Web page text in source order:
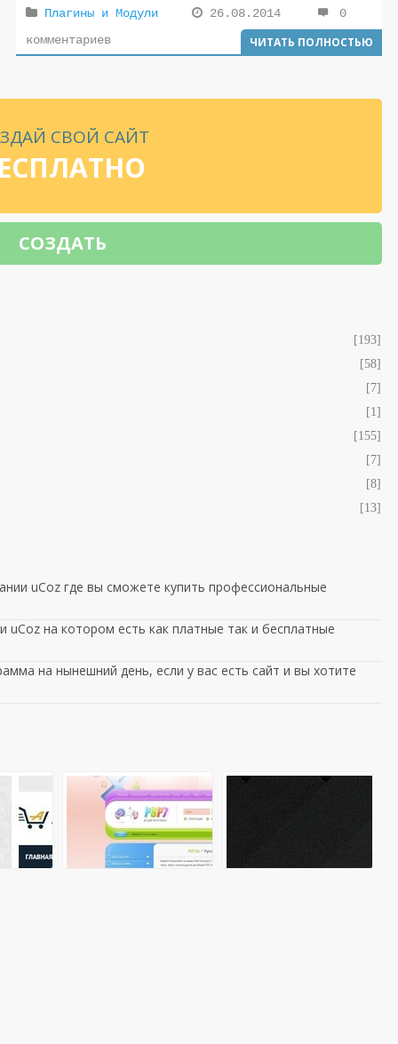
Плагины и Модули 26.08.2014
0
комментариев
ЧИТАТЬ ПОЛНОСТЬЮ
СВОЙ САЙТ
СОЗДАТЬ
[193]
[58]
[7]
[1]
[155]
[7]
[8]
[13]
uCoz где вы сможете купить профессиональные
на котором есть как платные так и бесплатные
на нынешний день, если у вас есть сайт и вы хотите